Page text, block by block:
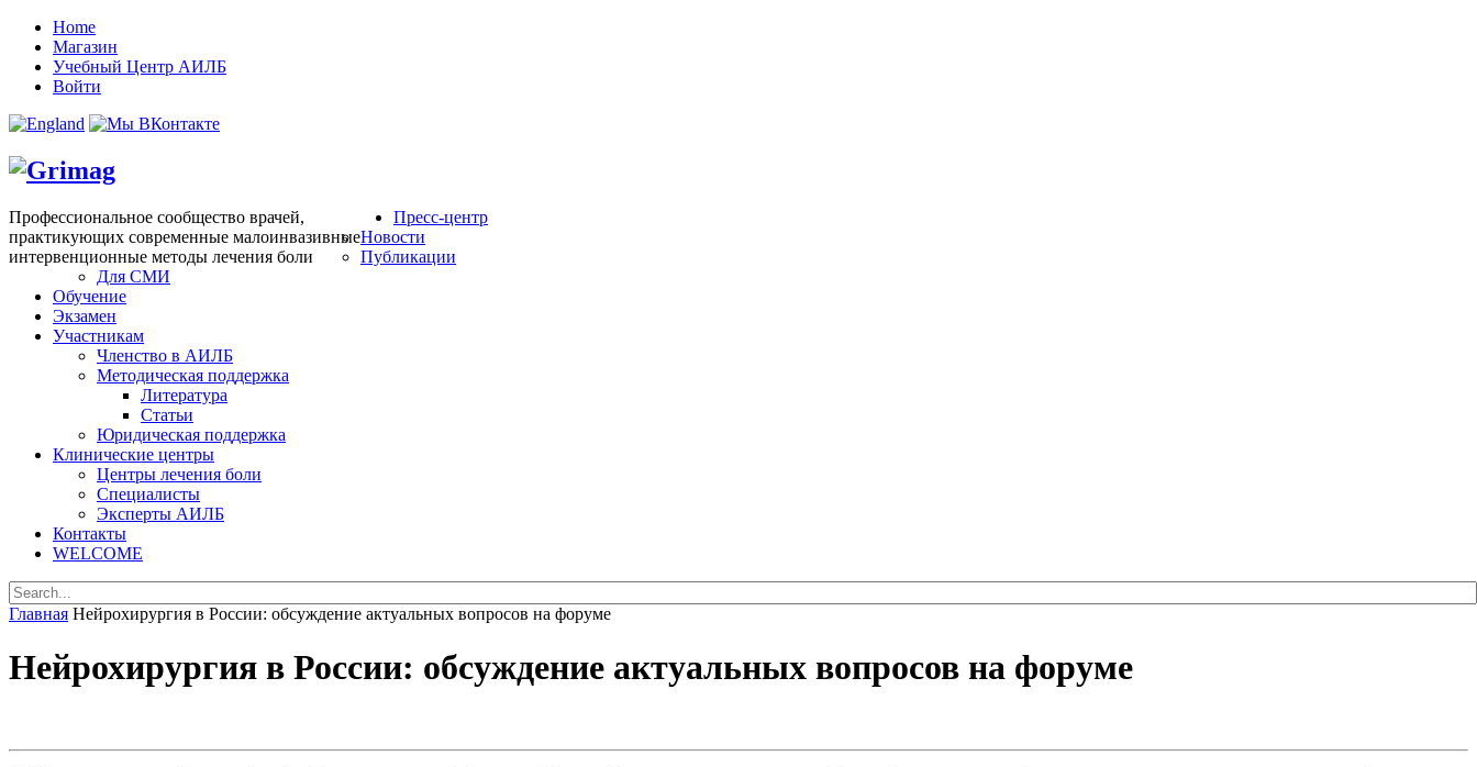
Home
Магазин
Учебный Центр АИЛБ
Войти
Профессиональное сообщество врачей,
практикующих современные малоинвазивные
интервенционные методы лечения боли
Пресс-центр
Новости
Публикации
Для СМИ
Обучение
Экзамен
Участникам
Членство в АИЛБ
Методическая поддержка
Литература
Статьи
Юридическая поддержка
Клинические центры
Центры лечения боли
Специалисты
Эксперты АИЛБ
Контакты
WELCOME
Главная Нейрохирургия в России: обсуждение актуальных вопросов на форуме
Нейрохирургия в России: обсуждение актуальных вопросов на форуме